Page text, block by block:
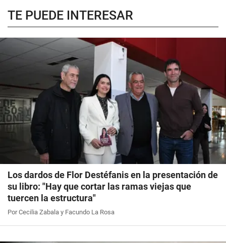
TE PUEDE INTERESAR
Los dardos de Flor Destéfanis en la presentación de
su libro: "Hay que cortar las ramas viejas que
tuercen la estructura"
Por Cecilia Zabala y Facundo La Rosa